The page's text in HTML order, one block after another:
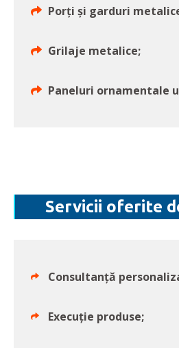
Porţi şi garduri
Grilaje metalice;
Paneluri ornamentale
Servicii oferite
Consultanţă
Execuţie produse;